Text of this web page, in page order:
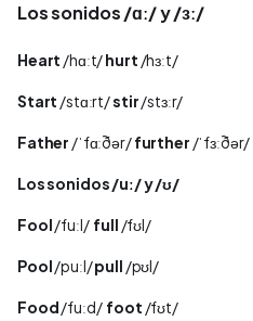
Los sonidos /ɑː/ y /ɜː/
Heart /hɑːt/hurt /hɜːt/
Start /stɑːrt/stir/stɜːr/
Father /ˈfɑːðər/further /ˈfɜːðər/
Los sonidos /uː/ y /ʊ/
Fool/fuːl/ full /fʊl/
Pool/puːl/pull /pʊl/
Food/fuːd/ foot /fʊt/